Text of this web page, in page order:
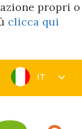
propri o
clicca qui
IT